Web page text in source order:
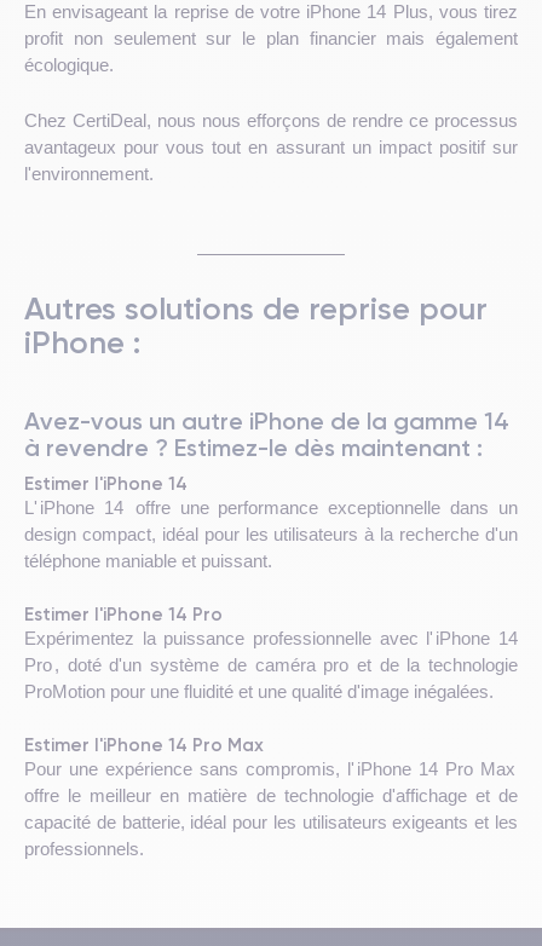
En envisageant la reprise de votre iPhone 14 Plus, vous tirez
profit non seulement sur le plan financier mais également
écologique.
Chez CertiDeal, nous nous efforçons de rendre ce processus
avantageux pour vous tout en assurant un impact positif sur
l'environnement.
Autres solutions de reprise pour
iPhone :
Avez-vous un autre iPhone de la gamme 14
à revendre ? Estimez-le dès maintenant :
Estimer l'iPhone 14
L' iPhone 14 offre une performance exceptionnelle dans un
design compact, idéal pour les utilisateurs à la recherche d'un
téléphone maniable et puissant.
Estimer l'iPhone 14 Pro
Expérimentez la puissance professionnelle avec l' iPhone 14
Pro, doté d'un système de caméra pro et de la technologie
ProMotion pour une fluidité et une qualité d'image inégalées.
Estimer l'iPhone 14 Pro Max
Pour une expérience sans compromis, l' iPhone 14 Pro Max
offre le meilleur en matière de technologie d'affichage et de
capacité de batterie, idéal pour les utilisateurs exigeants et les
professionnels.